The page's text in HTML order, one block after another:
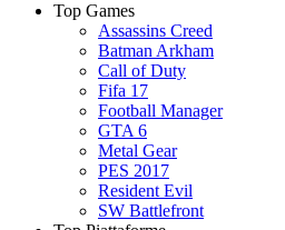
Top Games
Assassins Creed
Batman Arkham
Call of Duty
Fifa 17
Football Manager
GTA 6
Metal Gear
PES 2017
Resident Evil
SW Battlefront